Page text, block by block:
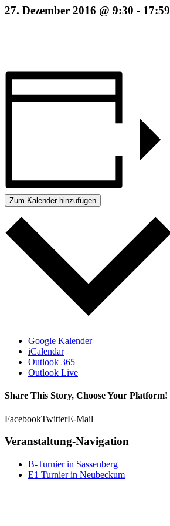
27. Dezember 2016 @ 9:30 - 17:59
Zum Kalender hinzufügen
Google Kalender
iCalendar
Outlook 365
Outlook Live
Share This Story, Choose Your Platform!
FacebookTwitterE-Mail
Veranstaltung-Navigation
B-Turnier in Sassenberg
E1 Turnier in Neubeckum